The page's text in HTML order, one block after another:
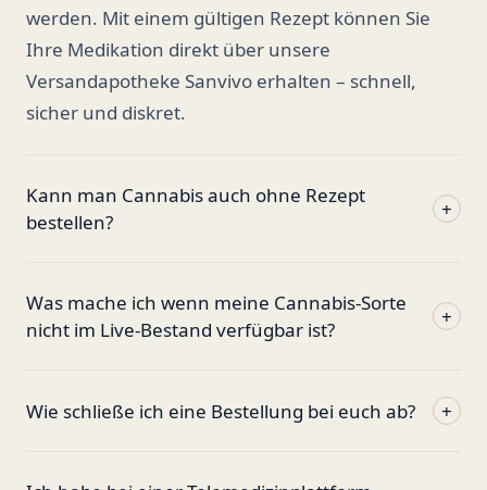
werden. Mit einem gültigen Rezept können Sie
Ihre Medikation direkt über unsere
Versandapotheke Sanvivo erhalten – schnell,
sicher und diskret.
Kann man Cannabis auch ohne Rezept
bestellen?
+
Was mache ich wenn meine Cannabis-Sorte
nicht im Live-Bestand verfügbar ist?
+
Wie schließe ich eine Bestellung bei euch ab? +